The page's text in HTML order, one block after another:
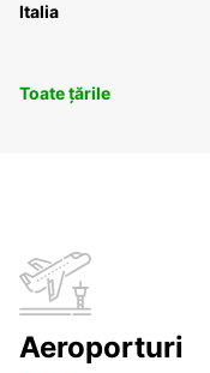
Italia
Toate țările
Aeroporturi